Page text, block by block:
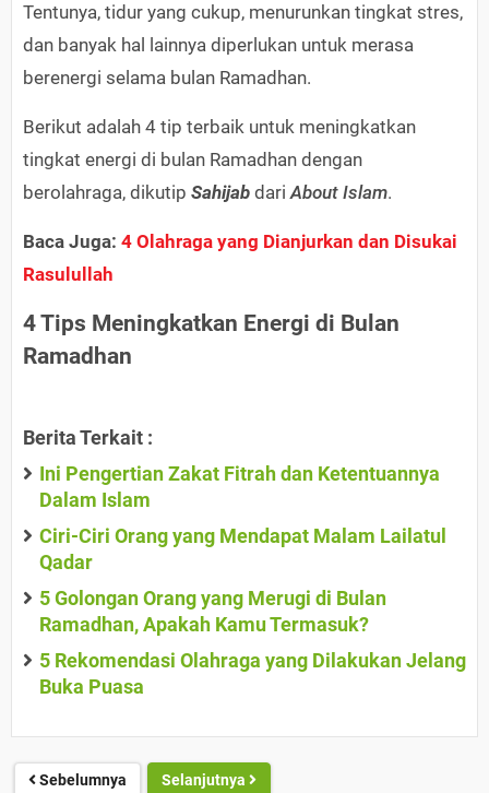
Tentunya, tidur yang cukup, menurunkan tingkat stres,
dan banyak hal lainnya diperlukan untuk merasa
berenergi selama bulan Ramadhan.
Berikut adalah 4 tip terbaik untuk meningkatkan
tingkat energi di bulan Ramadhan dengan
berolahraga, dikutip Sahijab dariAbout Islam.
Baca Juga: 4 Olahraga yang Dianjurkan dan Disukai
Rasulullah
4 Tips Meningkatkan Energi di Bulan
Ramadhan
Berita Terkait :
Ini Pengertian Zakat Fitrah dan Ketentuannya
Dalam Islam
Ciri-Ciri Orang yang Mendapat Malam Lailatul
Qadar
5 Golongan Orang yang Merugi di Bulan
Ramadhan, Apakah Kamu Termasuk?
5 Rekomendasi Olahraga yang Dilakukan Jelang
Buka Puasa
Sebelumnya Selanjutnya